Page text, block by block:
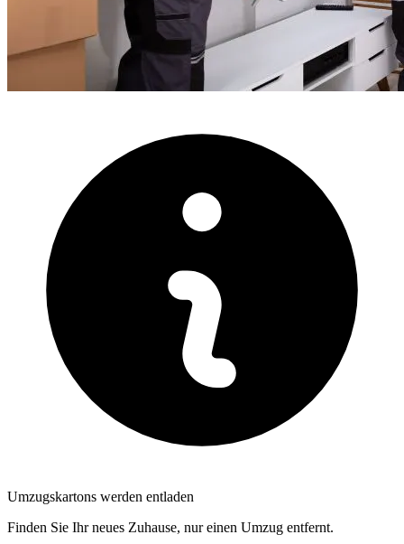
Umzugskartons werden entladen
Finden Sie Ihr neues Zuhause, nur einen Umzug entfernt.